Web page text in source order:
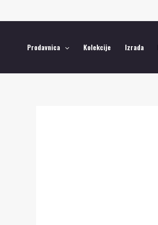
na
Prodavnica Kolekcije Izrada